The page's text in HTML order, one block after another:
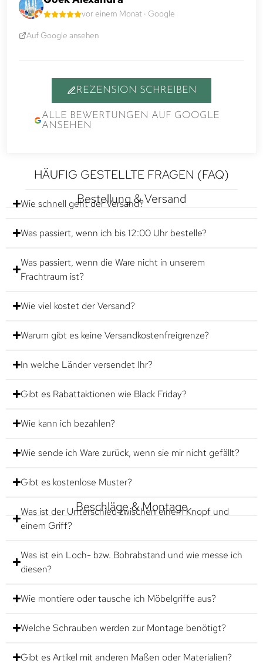
vor einem Monat · Google
Auf Google ansehen
REZENSION SCHREIBEN
ALLE BEWERTUNGEN AUF GOOGLE
ANSEHEN
HÄUFIG GESTELLTE FRAGEN (FAQ)
Bestellung & Versand
Wie schnell geht der Versand?
Was passiert, wenn ich bis 12:00 Uhr bestelle?
Was passiert, wenn die Ware nicht in unserem
Frachtraum ist?
Wie viel kostet der Versand?
Warum gibt es keine Versandkostenfreigrenze?
In welche Länder versendet Ihr?
Gibt es Rabattaktionen wie Black Friday?
Wie kann ich bezahlen?
Wie sende ich Ware zurück, wenn sie mir nicht gefällt?
Gibt es kostenlose Muster?
Beschläge & Montage
Was ist der Unterschied zwischen einem Knopf und
einem Griff?
Was ist ein Loch- bzw. Bohrabstand und wie messe ich
diesen?
Wie montiere oder tausche ich Möbelgriffe aus?
Welche Schrauben werden zur Montage benötigt?
Gibt es Artikel mit anderen Maßen oder Materialien?